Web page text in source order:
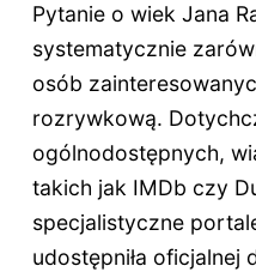
Pytanie o wiek Jana
systematycznie
osób
rozrywkową.
ogólnodostępnych,
takich jak IMDb czy
specjalistyczne
udostępniła oficjalnej